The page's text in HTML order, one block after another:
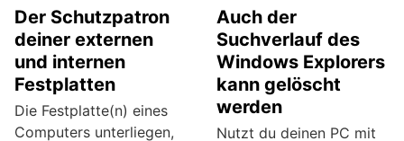
Der Schutzpatron
deiner externen
und internen
Festplatten
Die Festplatte(n) eines
Computers unterliegen,
Auch der
Suchverlauf des
Windows Explorers
kann gelöscht
werden
Nutzt du deinen PC mit